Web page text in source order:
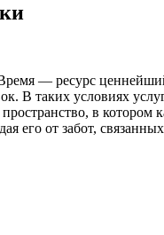
— ресурс
В таких условиях
в котором
его от забот,